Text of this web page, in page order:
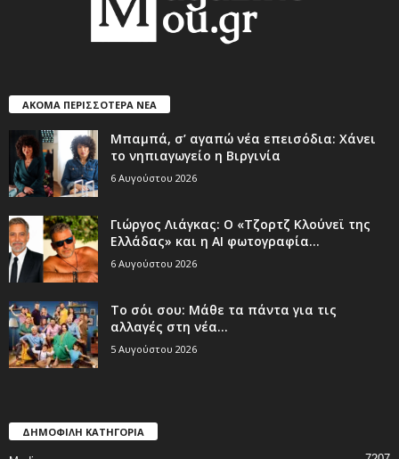
ΑΚΟΜΑ ΠΕΡΙΣΣΟΤΕΡΑ ΝΕΑ
Μπαμπά, σ’ αγαπώ νέα επεισόδια: Χάνει
το νηπιαγωγείο η Βιργινία
6 Αυγούστου 2026
Γιώργος Λιάγκας: Ο «Τζορτζ Κλούνεϊ της
Ελλάδας» και η AI φωτογραφία...
6 Αυγούστου 2026
Το σόι σου: Μάθε τα πάντα για τις
αλλαγές στη νέα...
5 Αυγούστου 2026
ΔΗΜΟΦΙΛΗ ΚΑΤΗΓΟΡΙΑ